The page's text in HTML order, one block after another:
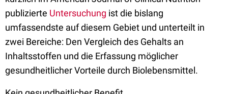
publizierte Untersuchung ist die bislang
umfassendste auf diesem Gebiet und unterteilt in
zwei Bereiche: Den Vergleich des Gehalts an
Inhaltsstoffen und die Erfassung möglicher
gesundheitlicher Vorteile durch Biolebensmittel.